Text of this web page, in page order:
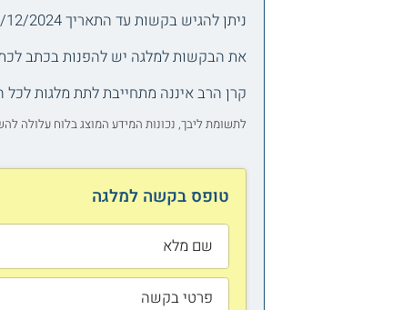
ניתן להגיש בקשות עד התאריך 31/12/2024.
את הבקשות למלגה יש להפנות בכתב לכתובת
קרן הרב איננה מתחייבת לתת מלגות לכל
לתשומת ליבך, נכונות המידע המוצג בלוח עלולה
טופס בקשה למלגה